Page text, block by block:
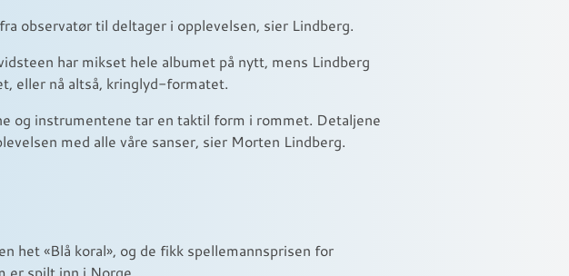
observatør til deltager i opplevelsen, sier Lindberg.
har mikset hele albumet på nytt, mens Lindberg
eller nå altså, kringlyd-formatet.
og instrumentene tar en taktil form i rommet. Detaljene
med alle våre sanser, sier Morten Lindberg.
het «Blå koral», og de fikk spellemannsprisen for
er spilt inn i Norge.